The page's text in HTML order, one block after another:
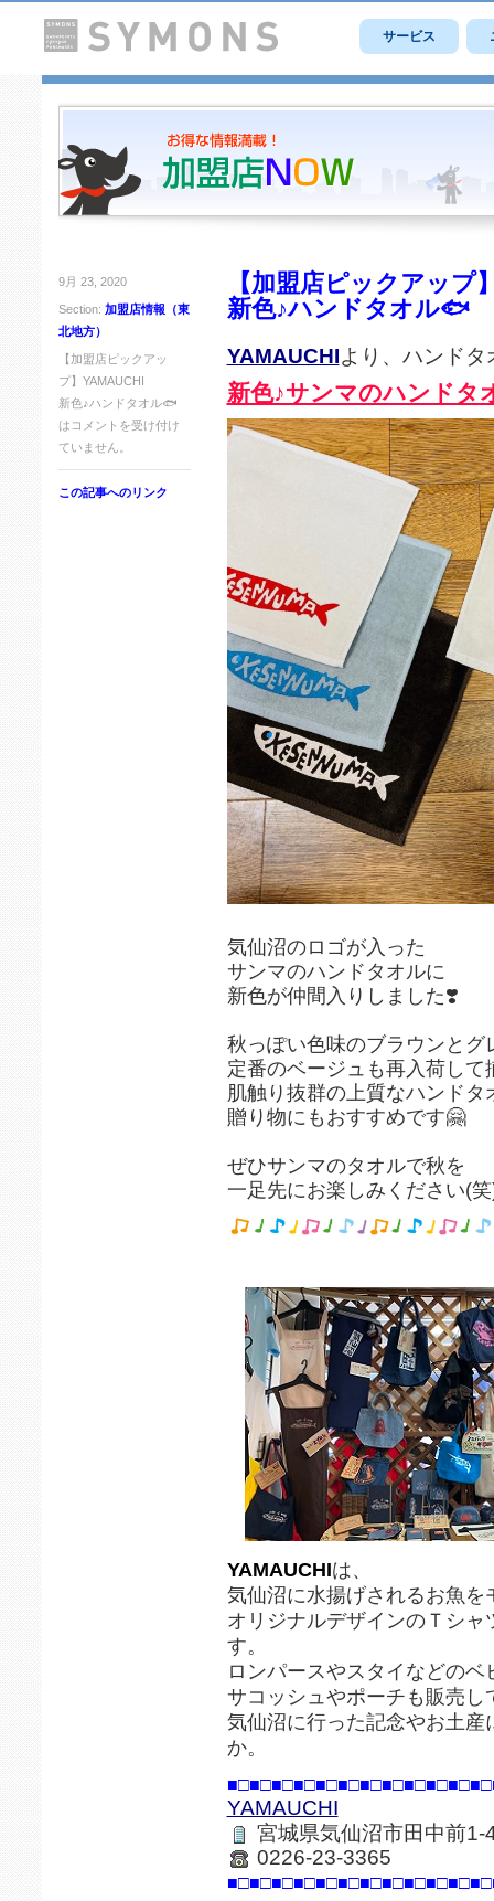
サービス
9月 23, 2020
Section: 加盟店情報（東
北地方）
【加盟店ピックアッ
プ】YAMAUCHI
新色♪ハンドタオル🐟
は コメントを受け付け
ていません。
この記事へのリンク
【加盟店ピックアップ
新色♪ハンドタオル🐟
YAMAUCHIより、ハンド
新色♪サンマのハンドタ
気仙沼のロゴが入った
サンマのハンドタオルに
新色が仲間入りしました❣️
秋っぽい色味のブラウンとグ
定番のベージュも再入荷して
肌触り抜群の上質なハンドタ
贈り物にもおすすめです🤗
ぜひサンマのタオルで秋を
一足先にお楽しみください(
YAMAUCHIは、
気仙沼に水揚げされるお魚を
オリジナルデザインのＴシ
す。
ロンパースやスタイなどのベ
サコッシュやポーチも販売し
気仙沼に行った記念やお土
か。
YAMAUCHI
宮城県気仙沼市田中前1-
0226-23-3365